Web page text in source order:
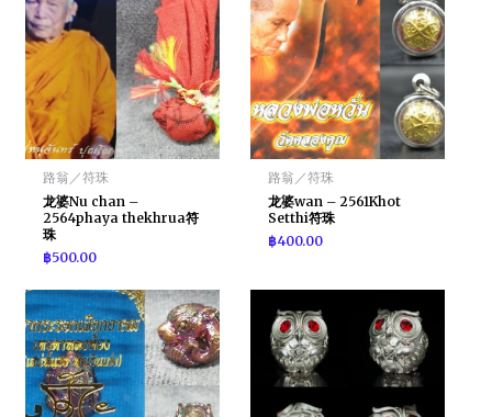
路翁／符珠
龙婆Nu chan –
2564phaya thekhrua符
珠
฿500.00
路翁／符珠
龙婆wan – 2561Khot
Setthi符珠
฿400.00